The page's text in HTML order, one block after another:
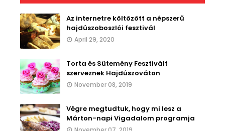
Az internetre költözött a népszerű
hajdúszoboszlói fesztivál
April 29, 2020
Torta és Sütemény Fesztivált
szerveznek Hajdúszováton
November 08, 2019
Végre megtudtuk, hogy mi lesz a
Márton-napi Vigadalom programja